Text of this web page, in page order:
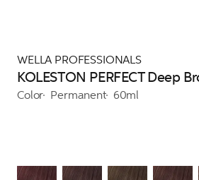
WELLA PROFESSIONALS
KOLESTON PERFECT Deep
Color Permanent 60ml